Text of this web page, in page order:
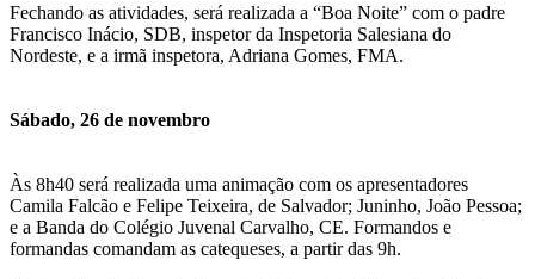
Fechando as atividades, será realizada a “Boa Noite” com o padre
Francisco Inácio, SDB, inspetor da Inspetoria Salesiana do
Nordeste, e a irmã inspetora, Adriana Gomes, FMA.
Sábado, 26 de novembro
Às 8h40 será realizada uma animação com os apresentadores
Camila Falcão e Felipe Teixeira, de Salvador; Juninho, João Pessoa;
e a Banda do Colégio Juvenal Carvalho, CE. Formandos e
formandas comandam as catequeses, a partir das 9h.